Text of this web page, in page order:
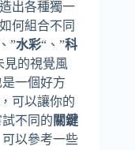
出各種獨一
何組合不同
”水彩“、”科
見的視覺風
一個好方
可以讓你的
不同的 關鍵
以參考一些